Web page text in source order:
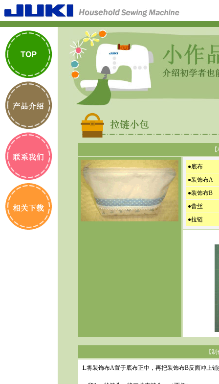
●底布
●装饰布A
●装饰布B
●蕾丝
●拉链
【
1.将装饰布A置于底布正中，再把装饰布B反面冲上铺